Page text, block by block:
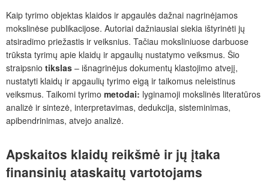
Kaip tyrimo objektas klaidos ir apgaulės dažnai nagrinėjamos
mokslinėse publikacijose. Autoriai dažniausiai siekia ištyrinėti jų
atsiradimo priežastis ir veiksnius. Tačiau moksliniuose darbuose
trūksta tyrimų apie klaidų ir apgaulių nustatymo veiksmus. Šio
straipsnio tikslas – išnagrinėjus dokumentų klastojimo atvejį,
nustatyti klaidų ir apgaulių tyrimo eigą ir taikomus neleistinus
veiksmus. Taikomi tyrimo metodai: lyginamoji mokslinės literatūros
analizė ir sintezė, interpretavimas, dedukcija, sisteminimas,
apibendrinimas, atvejo analizė.
Apskaitos klaidų reikšmė ir jų įtaka
finansinių ataskaitų vartotojams